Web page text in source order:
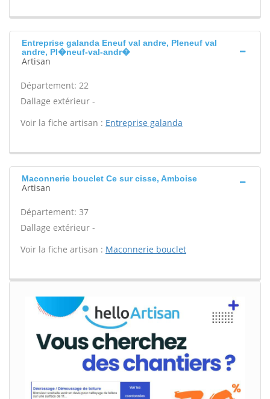
Entreprise galanda Eneuf val andre, Pleneuf val
andre, Pl�neuf-val-andr�
Artisan
Département: 22
Dallage extérieur -
Voir la fiche artisan : Entreprise galanda
Maconnerie bouclet Ce sur cisse, Amboise
Artisan
Département: 37
Dallage extérieur -
Voir la fiche artisan : Maconnerie bouclet